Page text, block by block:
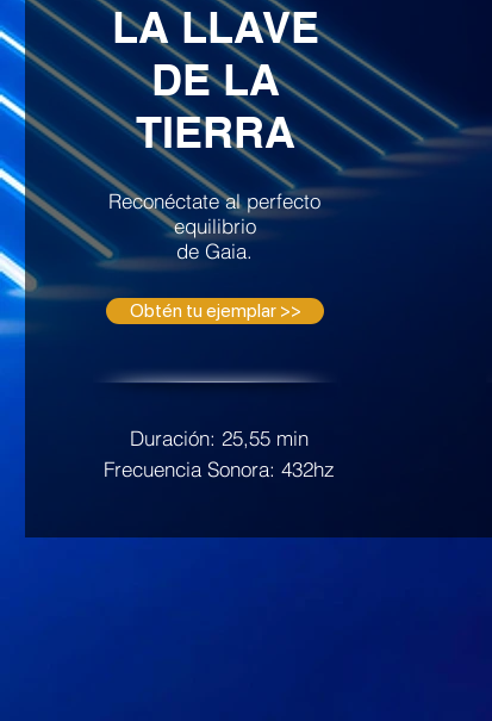
LA LLAVE
DE LA
TIERRA
Reconéctate al perfecto
equilibrio
de Gaia.
Obtén tu ejemplar >>
Duración: 25,55 min
Frecuencia Sonora: 432hz